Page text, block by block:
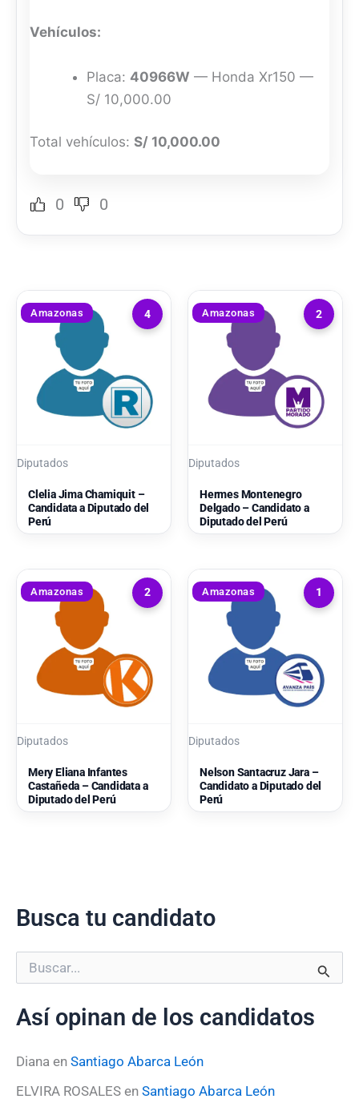
Vehículos:
Placa: 40966W — Honda Xr150 —
S/ 10,000.00
Total vehículos: S/ 10,000.00
0 0
4
Amazonas
Diputados
Clelia Jima Chamiquit –
Candidata a Diputado del
Perú
2
Amazonas
Diputados
Hermes Montenegro
Delgado – Candidato a
Diputado del Perú
2
Amazonas
Diputados
Mery Eliana Infantes
Castañeda – Candidata a
Diputado del Perú
1
Amazonas
Diputados
Nelson Santacruz Jara –
Candidato a Diputado del
Perú
Busca tu candidato
u
c
p
r
Así opinan de los candidatos
Diana en Santiago Abarca León
ELVIRA ROSALES en Santiago Abarca León